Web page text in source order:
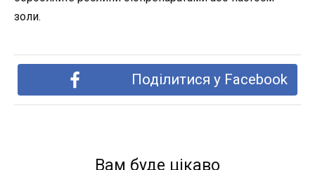
золи.
Поділитися у Facebook
Вам буде цікаво